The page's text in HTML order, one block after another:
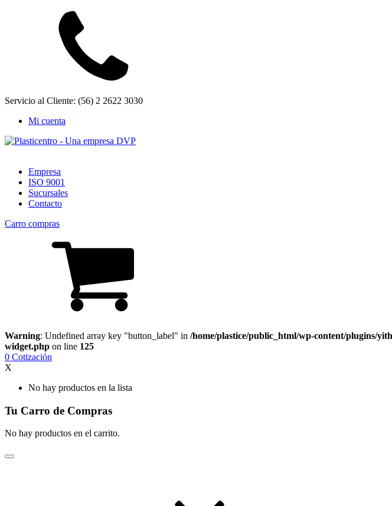
Servicio al Cliente: (56) 2 2622 3030
Mi cuenta
Empresa
ISO 9001
Sucursales
Contacto
Carro compras
Warning: Undefined array key "button_label" in /home/plastice/public_html/wp-content/plugins/
widget.php on line 125
0 Cotización
X
No hay productos en la lista
Tu Carro de Compras
No hay productos en el carrito.